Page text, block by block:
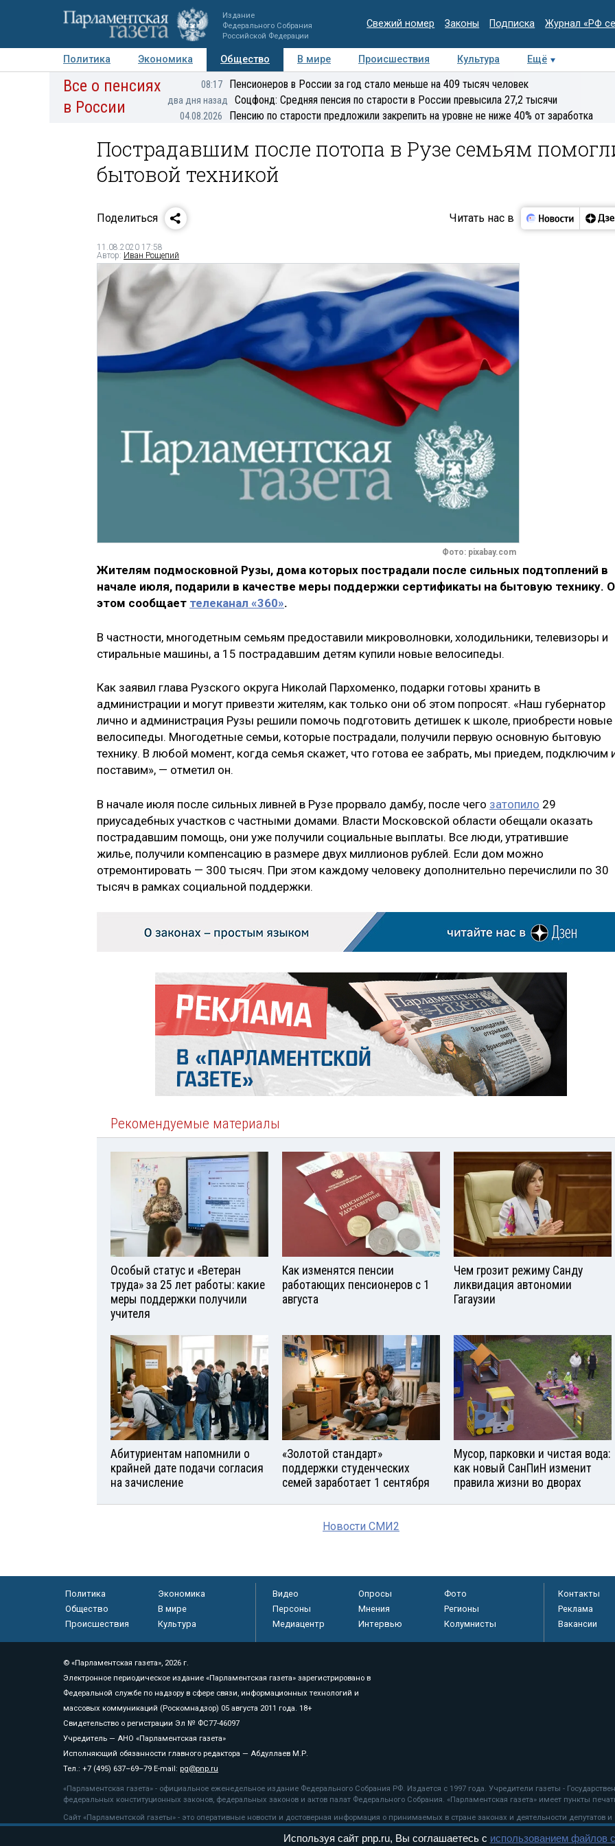
Издание
Федерального Собрания
Российской Федерации
Свежий номер Законы Подписка Журнал «РФ
Политика Экономика Общество В мире Происшествия Культура
Ещё
Авторы Персоны Мнения Регионы Медиацентр Интервью Колумнисты
Все о пенсиях
в России
08:17 Пенсионеров в России за год стало меньше на 409 тысяч человек
два дня назад Соцфонд: Средняя пенсия по старости в России превысила 27,2 тысячи
04.08.2026 Пенсию по старости предложили закрепить на уровне не ниже 40% от заработка
Пострадавшим после потопа в Рузе семьям
бытовой техникой
Поделиться Читать нас в
11.08.2020 17:58
Автор: Иван Рощепий
Фото: pixabay.com
Жителям подмосковной Рузы, дома которых пострадали после сильных подтоплений в
начале июля, подарили в качестве меры поддержки сертификаты на бытовую технику.
этом сообщает телеканал «360».
В частности, многодетным семьям предоставили микроволновки, холодильники, телевизоры и
стиральные машины, а 15 пострадавшим детям купили новые велосипеды.
Как заявил глава Рузского округа Николай Пархоменко, подарки готовы хранить в
администрации и могут привезти жителям, как только они об этом попросят. «Наш губернатор
лично и администрация Рузы решили помочь подготовить детишек к школе, приобрести новые
велосипеды. Многодетные семьи, которые пострадали, получили первую основную бытовую
технику. В любой момент, когда семья скажет, что готова ее забрать, мы приедем, подключим
поставим», — отметил он.
В начале июля после сильных ливней в Рузе прорвало дамбу, после чего затопило 29
приусадебных участков с частными домами. Власти Московской области обещали оказать
пострадавшим помощь, они уже получили социальные выплаты. Все люди, утратившие
жилье, получили компенсацию в размере двух миллионов рублей. Если дом можно
отремонтировать — 300 тысяч. При этом каждому человеку дополнительно перечислили по 30
тысяч в рамках социальной поддержки.
Рекомендуемые материалы
Особый статус и «Ветеран
труда» за 25 лет работы: какие
меры поддержки получили
учителя
Как изменятся пенсии
работающих пенсионеров с 1
августа
Чем грозит режиму Санду
ликвидация автономии
Гагаузии
Абитуриентам напомнили о
крайней дате подачи согласия
на зачисление
«Золотой стандарт»
поддержки студенческих
семей заработает 1 сентября
Мусор, парковки и чистая вода:
как новый СанПиН изменит
правила жизни во дворах
Новости СМИ2
Политика
Экономика
Общество
В мире
Происшествия
Культура
Видео Опросы
Фото
Персоны
Мнения
Регионы
Медиацентр
Интервью Колумнисты
Контакты
Реклама
Вакансии
© «Парламентская газета», 2026 г.
Электронное периодическое издание «Парламентская газета» зарегистрировано в
Федеральной службе по надзору в сфере связи, информационных технологий и
массовых коммуникаций (Роскомнадзор) 05 августа 2011 года. 18+
Свидетельство о регистрации Эл № ФС77-46097
Учредитель — АНО «Парламентская газета»
Исполняющий обязанности главного редактора — Абдуллаев М.Р.
Тел.: +7 (495) 637–69–79 E-mail: pg@pnp.ru
«Парламентская газета» - официальное еженедельное издание Федерального Собрания РФ. Издается с 1997 года. Учредители газеты -
федеральных конституционных законов, федеральных законов и актов палат Федерального Собрания. «Парламентская газета» имеет пункты
Сайт «Парламентской газеты» - это оперативные новости и достоверная информация о принимаемых в стране законах и деятельности депутатов
«Парламентской газеты» активная ссылка на pnp.ru обязательна.
Используя сайт pnp.ru, Вы соглашаетесь с использованием файлов